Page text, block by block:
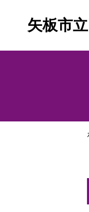
矢板市